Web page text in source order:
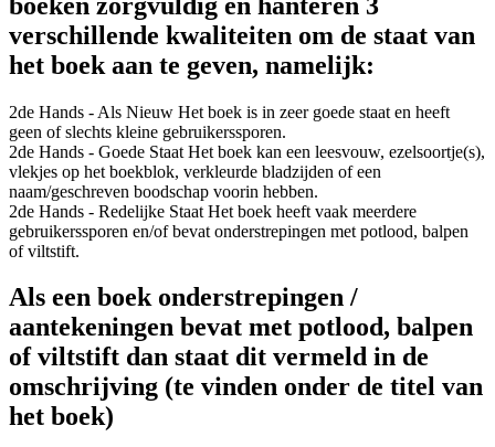
verschillende kwaliteiten om de staat van
het boek aan te geven, namelijk:
2de Hands - Als Nieuw Het boek is in zeer goede staat en heeft
geen of slechts kleine gebruikerssporen.
2de Hands - Goede Staat Het boek kan een leesvouw, ezelsoortje(s),
vlekjes op het boekblok, verkleurde bladzijden of een
naam/geschreven boodschap voorin hebben.
2de Hands - Redelijke Staat Het boek heeft vaak meerdere
gebruikerssporen en/of bevat onderstrepingen met potlood, balpen
of viltstift.
Als een boek onderstrepingen /
aantekeningen bevat met potlood, balpen
of viltstift dan staat dit vermeld in de
omschrijving (te vinden onder de titel van
het boek)